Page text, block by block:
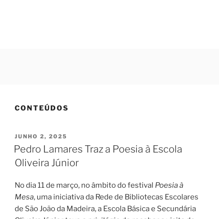
CONTEÚDOS
PUBLICADO
EM
JUNHO 2, 2025
Pedro Lamares Traz a Poesia à Escola
Oliveira Júnior
No dia 11 de março, no âmbito do festival Poesia à
Mesa, uma iniciativa da Rede de Bibliotecas Escolares
de São João da Madeira, a Escola Básica e Secundária